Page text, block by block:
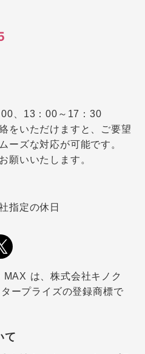
、13：00～17：30
をいただけますと、ご要望
ーズな対応が可能です。
願いいたします。
指定の休日
MAX は、株式会社キノク
ープライズの登録商標で
て